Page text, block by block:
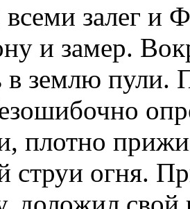
всеми залег и
и замер.
в землю пули.
плотно
струи огня.